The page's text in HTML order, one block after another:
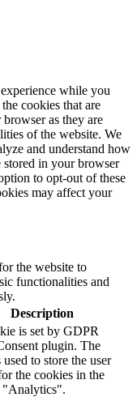
while you
cookies that are
browser as they are
of the website. We
and understand how
in your browser
to opt-out of these
may affect your
the website to
functionalities and
Description
is set by GDPR
plugin. The
to store the user
the cookies in the
"Analytics".